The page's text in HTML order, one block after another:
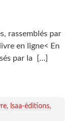
rassemblés par
en ligne< En
par la
[…]
lsaa-éditions